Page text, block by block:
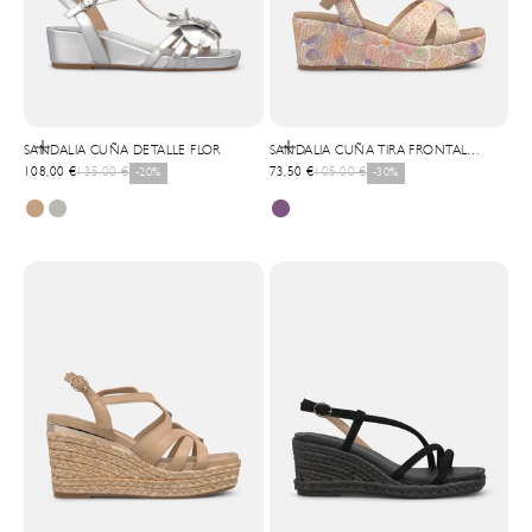
Elige opciones
SANDALIA CUÑA DETALLE FLOR
Precio de oferta
108,00 €Precio normal
135,00 € -20%
Elige opciones
SANDALIA CUÑA TIRA FRONTAL
MULTICOLOR
Precio de oferta
73,50 €Precio normal
105,00 € -30%